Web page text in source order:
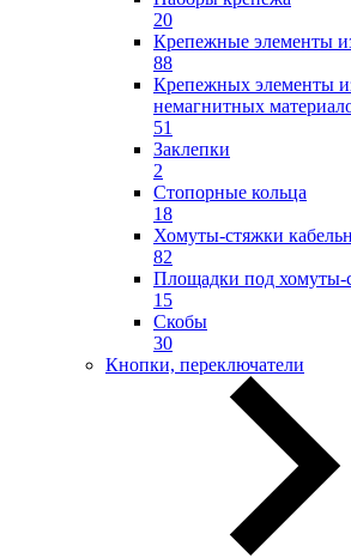
20
Крепежные элементы
88
Крепежных элементы
немагнитных
51
Заклепки
2
Стопорные кольца
18
Хомуты-стяжки
82
Площадки под хомуты-
15
Скобы
30
Кнопки, переключатели